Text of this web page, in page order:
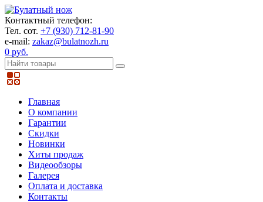
Контактный телефон:
Тел. сот. +7 (930) 712-81-90
e-mail: zakaz@bulatnozh.ru
0 руб.
Главная
О компании
Гарантии
Скидки
Новинки
Хиты продаж
Видеообзоры
Галерея
Оплата и доставка
Контакты